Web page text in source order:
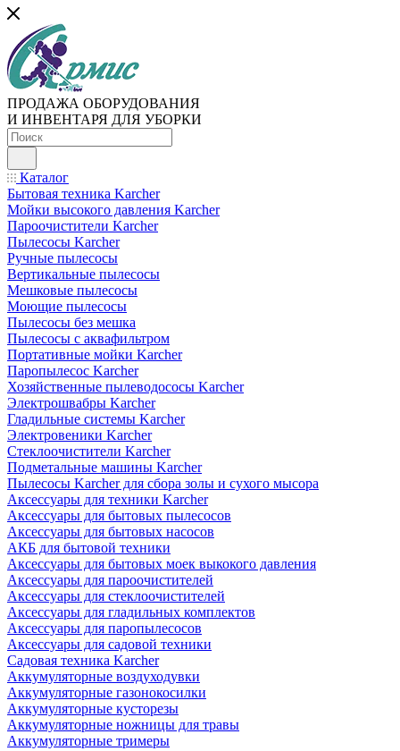
ПРОДАЖА ОБОРУДОВАНИЯ
И ИНВЕНТАРЯ ДЛЯ УБОРКИ
Каталог
Бытовая техника Karcher
Мойки высокого давления Karcher
Пароочистители Karcher
Пылесосы Karcher
Ручные пылесосы
Вертикальные пылесосы
Мешковые пылесосы
Моющие пылесосы
Пылесосы без мешка
Пылесосы с аквафильтром
Портативные мойки Karcher
Паропылесос Karcher
Хозяйственные пылеводососы Karcher
Электрошвабры Karcher
Гладильные системы Karcher
Электровеники Karcher
Стеклоочистители Karcher
Подметальные машины Karcher
Пылесосы Karcher для сбора золы и сухого мысора
Аксессуары для техники Karcher
Аксессуары для бытовых пылесосов
Аксессуары для бытовых насосов
АКБ для бытовой техники
Аксессуары для бытовых моек выкокого давления
Аксессуары для пароочистителей
Аксессуары для стеклоочистителей
Аксессуары для гладильных комплектов
Аксессуары для паропылесосов
Аксессуары для садовой техники
Садовая техника Karcher
Аккумуляторные воздуходувки
Аккумуляторные газонокосилки
Аккумуляторные кусторезы
Аккумуляторные ножницы для травы
Аккумуляторные тримеры